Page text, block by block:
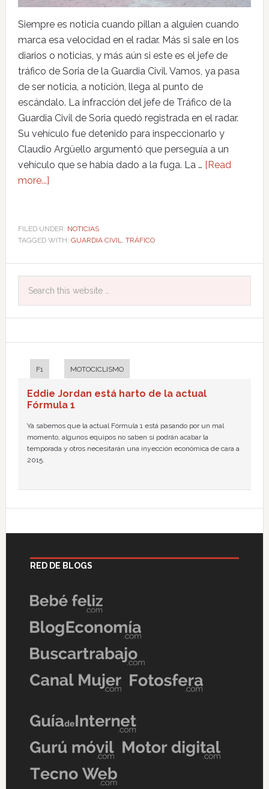
Siempre es noticia cuando pillan a alguien cuando
marca esa velocidad en el radar. Más si sale en los
diarios o noticias, y más aún si este es el jefe de
tráfico de Soria de la Guardia Civil. Vamos, ya pasa
de ser noticia, a notición, llega al punto de
escándalo. La infracción del jefe de Tráfico de la
Guardia Civil de Soria quedó registrada en el radar.
Su vehículo fue detenido para inspeccionarlo y
Claudio Argüello argumentó que perseguía a un
vehículo que se había dado a la fuga. La … [Read
more...]
FILED UNDER: NOTICIAS
TAGGED WITH: GUARDIA CIVIL, TRÁFICO
F1 MOTOCICLISMO
Eddie Jordan está harto de la actual
Fórmula 1
Ya sabemos que la actual Fórmula 1 está pasando por un mal
momento, algunos equipos no saben si podrán acabar la
temporada y otros necesitarán una inyección económica de cara a
2015.
RED DE BLOGS